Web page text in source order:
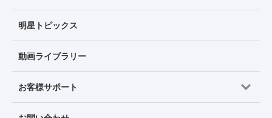
明星トピックス
動画ライブラリー
お客様サポート